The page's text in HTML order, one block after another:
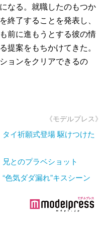
なる。就職したのもつか
終了することを発表し、
前に進もうとする彼の情
提案をもちかけてきた。
ョンをクリアできるの
《モデルプレス》
タイ祈願式登場 駆けつけた
兄とのプラベショット
色気ダダ漏れ”キスシーン